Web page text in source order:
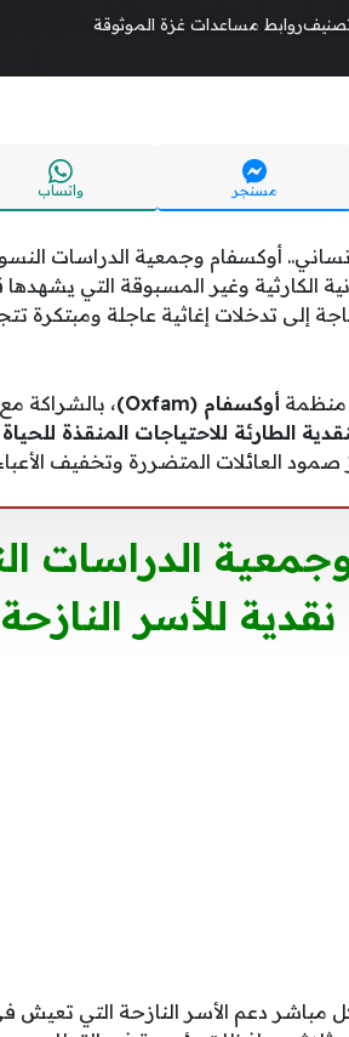
روابط مساعدات غزة الموثوقة
مسنجر واتساب
أوكسفام وجمعية الدراسات
الكارثية وغير المسبوقة التي
إلى تدخلات إغاثية عاجلة ومبتكرة
منظمة أوكسفام (Oxfam) ، بالشراكة مع
الطارئة للاحتياجات المنقذة
العائلات المتضررة وتخفيف
الدراسات
للأسر
دعم الأسر النازحة التي تعيش